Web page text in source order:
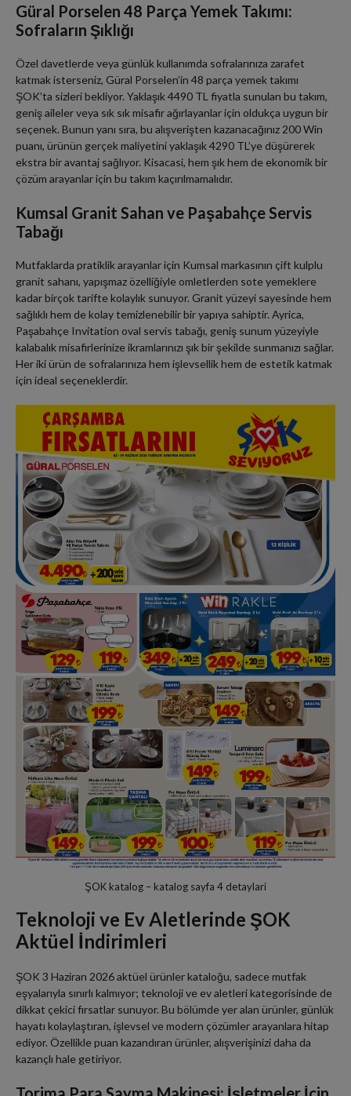
Güral Porselen 48 Parça Yemek Takımı:
Sofraların Şıklığı
Özel davetlerde veya günlük kullanımda sofralarınıza zarafet
katmak isterseniz, Güral Porselen’in 48 parça yemek takımı
ŞOK’ta sizleri bekliyor. Yaklaşık 4490 TL fiyatla sunulan bu takım,
geniş aileler veya sık sık misafir ağırlayanlar için oldukça uygun bir
seçenek. Bunun yanı sıra, bu alışverişten kazanacağınız 200 Win
puanı, ürünün gerçek maliyetini yaklaşık 4290 TL’ye düşürerek
ekstra bir avantaj sağlıyor. Kisacasi, hem şık hem de ekonomik bir
çözüm arayanlar için bu takım kaçırılmamalıdır.
Kumsal Granit Sahan ve Paşabahçe Servis
Tabağı
Mutfaklarda pratiklik arayanlar için Kumsal markasının çift kulplu
granit sahanı, yapışmaz özelliğiyle omletlerden sote yemeklere
kadar birçok tarifte kolaylık sunuyor. Granit yüzeyi sayesinde hem
sağlıklı hem de kolay temizlenebilir bir yapıya sahiptir. Ayrica,
Paşabahçe Invitation oval servis tabağı, geniş sunum yüzeyiyle
kalabalık misafirlerinize ikramlarınızı şık bir şekilde sunmanızı sağlar.
Her iki ürün de sofralarınıza hem işlevsellik hem de estetik katmak
için ideal seçeneklerdir.
ŞOK katalog – katalog sayfa 4 detaylari
Teknoloji ve Ev Aletlerinde ŞOK
Aktüel İndirimleri
ŞOK 3 Haziran 2026 aktüel ürünler kataloğu, sadece mutfak
eşyalarıyla sınırlı kalmıyor; teknoloji ve ev aletleri kategorisinde de
dikkat çekici fırsatlar sunuyor. Bu bölümde yer alan ürünler, günlük
hayatı kolaylaştıran, işlevsel ve modern çözümler arayanlara hitap
ediyor. Özellikle puan kazandıran ürünler, alışverişinizi daha da
kazançlı hale getiriyor.